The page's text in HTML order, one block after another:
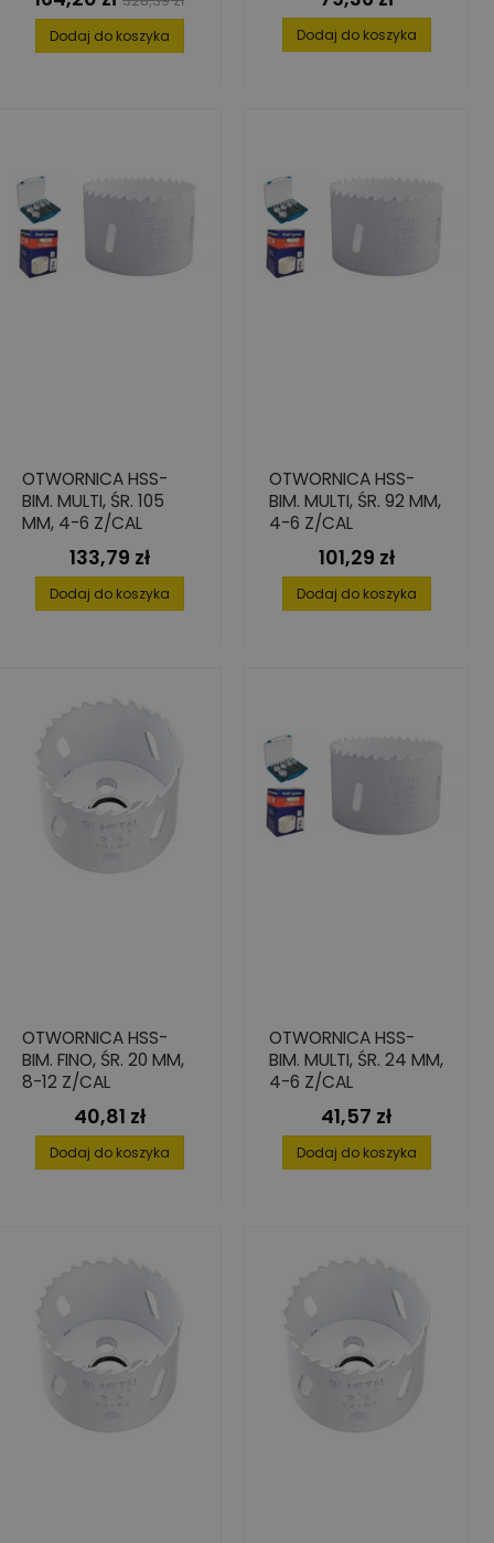
podstawowa
Dodaj do koszyka Dodaj do koszyka
OTWORNICA HSS-
BIM. MULTI, ŚR. 105
MM, 4-6 Z/CAL
Cena
133,79 zł
Dodaj do koszyka
OTWORNICA HSS-
BIM. MULTI, ŚR. 92 MM,
4-6 Z/CAL
Cena
101,29 zł
Dodaj do koszyka
OTWORNICA HSS-
BIM. FINO, ŚR. 20 MM,
8-12 Z/CAL
Cena
40,81 zł
Dodaj do koszyka
OTWORNICA HSS-
BIM. MULTI, ŚR. 24 MM,
4-6 Z/CAL
Cena
41,57 zł
Dodaj do koszyka